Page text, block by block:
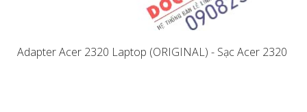
Adapter Acer 2320 Laptop (ORIGINAL) - Sạc Acer 2320